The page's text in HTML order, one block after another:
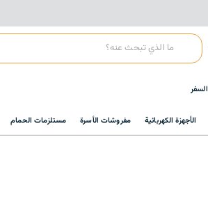
السفر
الأجهزة الكهربائية مفروشات الأسرة مستلزمات الحمام